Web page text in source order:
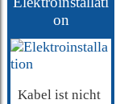
on
Kabel ist nicht